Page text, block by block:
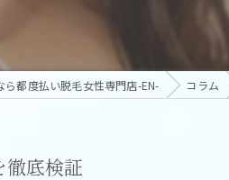
ら都度払い脱毛女性専門店-EN- コラム
徹底検証